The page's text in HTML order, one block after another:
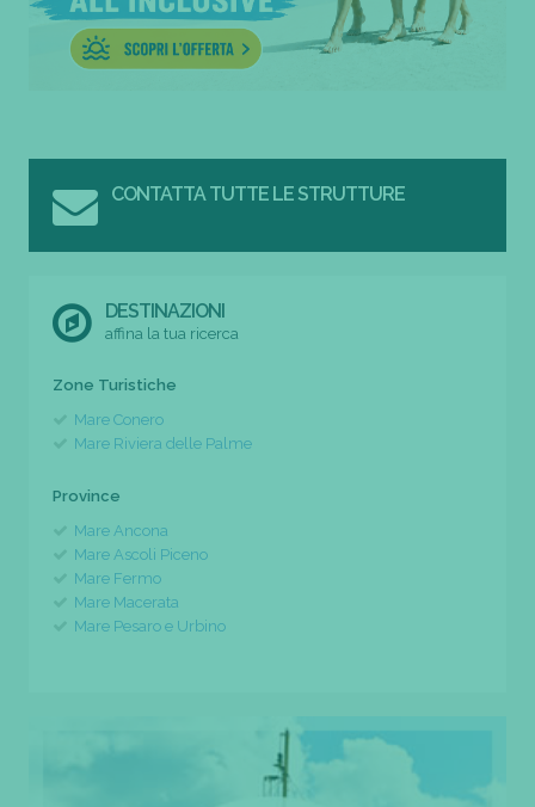
CONTATTA TUTTE LE STRUTTURE
DESTINAZIONI
affina la tua ricerca
Zone Turistiche
Mare Conero
Mare Riviera delle Palme
Province
Mare Ancona
Mare Ascoli Piceno
Mare Fermo
Mare Macerata
Mare Pesaro e Urbino